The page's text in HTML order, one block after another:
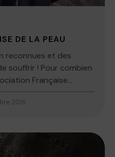
DE LA PEAU
reconnues et des
souffrir ! Pour combien
Française...
2018